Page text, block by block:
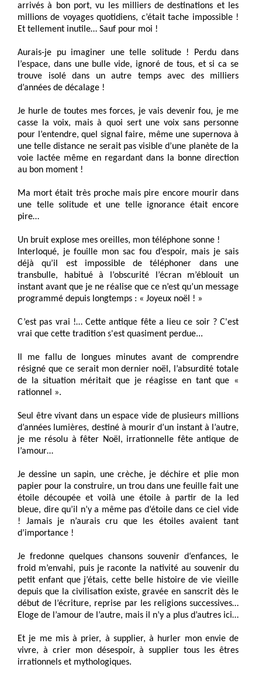
arrivés à bon port, vu les milliers de destinations et les
millions de voyages quotidiens, c’était tache impossible !
Et tellement inutile… Sauf pour moi !
Aurais-je pu imaginer une telle solitude ! Perdu dans
l’espace, dans une bulle vide, ignoré de tous, et si ca se
trouve isolé dans un autre temps avec des milliers
d’années de décalage !
Je hurle de toutes mes forces, je vais devenir fou, je me
casse la voix, mais à quoi sert une voix sans personne
pour l’entendre, quel signal faire, même une supernova à
une telle distance ne serait pas visible d’une planète de la
voie lactée même en regardant dans la bonne direction
au bon moment !
Ma mort était très proche mais pire encore mourir dans
une telle solitude et une telle ignorance était encore
pire…
Un bruit explose mes oreilles, mon téléphone sonne !
Interloqué, je fouille mon sac fou d’espoir, mais je sais
déjà qu’il est impossible de téléphoner dans une
transbulle, habitué à l’obscurité l’écran m’éblouit un
instant avant que je ne réalise que ce n’est qu’un message
programmé depuis longtemps : « Joyeux noël ! »
C’est pas vrai !… Cette antique fête a lieu ce soir ? C'est
vrai que cette tradition s'est quasiment perdue...
Il me fallu de longues minutes avant de comprendre
résigné que ce serait mon dernier noël, l’absurdité totale
de la situation méritait que je réagisse en tant que «
rationnel ».
Seul être vivant dans un espace vide de plusieurs millions
d’années lumières, destiné à mourir d’un instant à l’autre,
je me résolu à fêter Noël, irrationnelle fête antique de
l’amour…
Je dessine un sapin, une crèche, je déchire et plie mon
papier pour la construire, un trou dans une feuille fait une
étoile découpée et voilà une étoile à partir de la led
bleue, dire qu’il n’y a même pas d’étoile dans ce ciel vide
! Jamais je n’aurais cru que les étoiles avaient tant
d’importance !
Je fredonne quelques chansons souvenir d‘enfances, le
froid m’envahi, puis je raconte la nativité au souvenir du
petit enfant que j’étais, cette belle histoire de vie vieille
depuis que la civilisation existe, gravée en sanscrit dès le
début de l’écriture, reprise par les religions successives…
Eloge de l’amour de l’autre, mais il n’y a plus d’autres ici…
Et je me mis à prier, à supplier, à hurler mon envie de
vivre, à crier mon désespoir, à supplier tous les êtres
irrationnels et mythologiques.